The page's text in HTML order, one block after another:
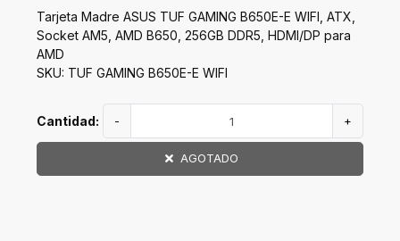
Tarjeta Madre ASUS TUF GAMING B650E-E WIFI, ATX,
Socket AM5, AMD B650, 256GB DDR5, HDMI/DP para
AMD
SKU: TUF GAMING B650E-E WIFI
Cantidad: - +
AGOTADO